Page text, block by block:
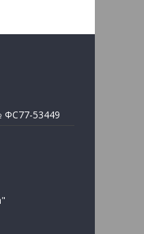
53449